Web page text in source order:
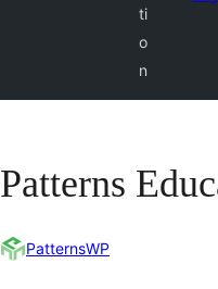
ti
o
n
Patterns
PatternsWP